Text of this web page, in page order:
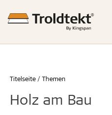
Titelseite Themen
Holz am Bau